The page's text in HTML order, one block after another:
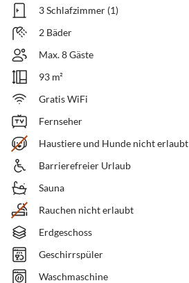
3 Schlafzimmer (1)
2 Bäder
Max. 8 Gäste
93 m²
Gratis WiFi
Fernseher
Haustiere und Hunde nicht erlaubt
Barrierefreier Urlaub
Sauna
Rauchen nicht erlaubt
Erdgeschoss
Geschirrspüler
Waschmaschine